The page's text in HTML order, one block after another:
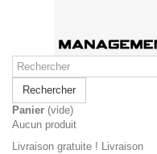
Rechercher
Panier (vide)
Aucun produit
Livraison gratuite ! Livraison